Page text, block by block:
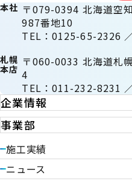
本社 〒079-0394 北海道空
987番地10
TEL：0125-65-2326
札幌
本店
〒060-0033 北海道札
4
TEL：011-232-8231
企業情報
事業部
施工実績
ニュース